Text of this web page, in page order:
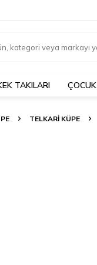
TAKILARI ÇOCUK
TELKARI KÜPE